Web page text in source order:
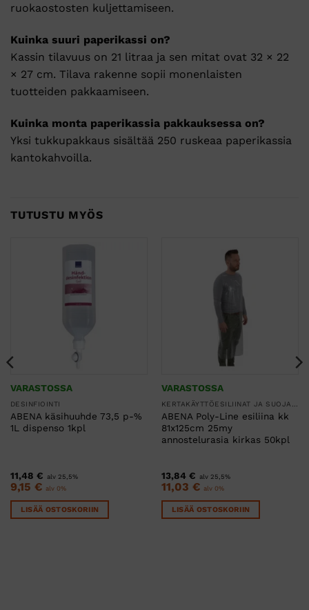
ruokaostosten kuljettamiseen.
Kuinka suuri paperikassi on?
Kassin tilavuus on 21 litraa ja sen mitat ovat 32 × 22
× 27 cm. Tilava rakenne sopii monenlaisten
tuotteiden pakkaamiseen.
Kuinka monta paperikassia pakkauksessa on?
Yksi tukkupakkaus sisältää 250 ruskeaa paperikassia
kantokahvoilla.
TUTUSTU MYÖS
VARASTOSSA
DESINFIOINTI
ABENA käsihuuhde 73,5 p-%
1L dispenso 1kpl
11,48 € alv 25,5%
9,15 € alv 0%
LISÄÄ OSTOSKORIIN
VARASTOSSA
KERTAKÄYTTÖESILIINAT JA SUOJAESSUT
ABENA Poly-Line esiliina kk
81x125cm 25my
annostelurasia kirkas 50kpl
13,84 € alv 25,5%
11,03 € alv 0%
LISÄÄ OSTOSKORIIN